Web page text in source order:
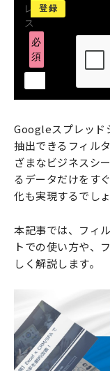
レ
ス
必
須
Googleスプレッド
抽出できるフィル
ざまなビジネスシ
るデータだけをす
化も実現するでしょ
本記事では、フィ
トでの使い方や、
しく解説します。